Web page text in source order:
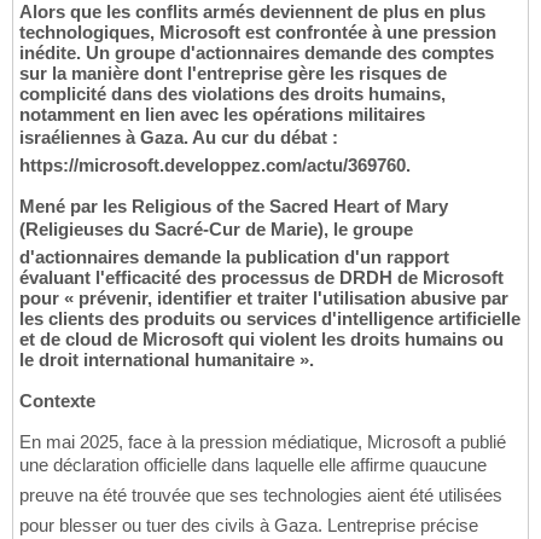
Alors que les conflits armés deviennent de plus en plus
technologiques, Microsoft est confrontée à une pression
inédite. Un groupe d'actionnaires demande des comptes
sur la manière dont l'entreprise gère les risques de
complicité dans des violations des droits humains,
notamment en lien avec les opérations militaires
israéliennes à Gaza. Au cur du débat :
https://microsoft.developpez.com/actu/369760.
Mené par les Religious of the Sacred Heart of Mary
(Religieuses du Sacré-Cur de Marie), le groupe
d'actionnaires demande la publication d'un rapport
évaluant l'efficacité des processus de DRDH de Microsoft
pour « prévenir, identifier et traiter l'utilisation abusive par
les clients des produits ou services d'intelligence artificielle
et de cloud de Microsoft qui violent les droits humains ou
le droit international humanitaire ».
Contexte
En mai 2025, face à la pression médiatique, Microsoft a publié
une déclaration officielle dans laquelle elle affirme quaucune
preuve na été trouvée que ses technologies aient été utilisées
pour blesser ou tuer des civils à Gaza. Lentreprise précise